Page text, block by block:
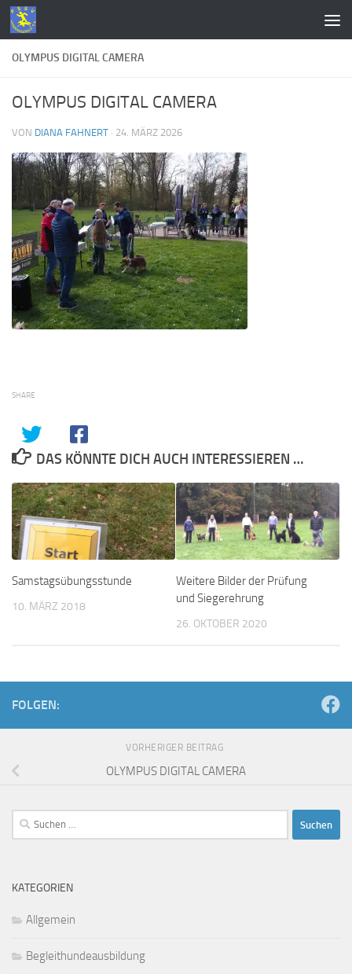
Zum Inhalt springen
OLYMPUS DIGITAL CAMERA
OLYMPUS DIGITAL CAMERA
VON DIANA FAHNERT · 24. MÄRZ 2026
SHARE
DAS KÖNNTE DICH AUCH INTERESSIEREN …
Samstagsübungsstunde
10. MÄRZ 2018
Weitere Bilder der Prüfung
und Siegerehrung
26. OKTOBER 2020
FOLGEN:
VORHERIGER BEITRAG
OLYMPUS DIGITAL CAMERA
Suchen
nach:
KATEGORIEN
Allgemein
Begleithundeausbildung